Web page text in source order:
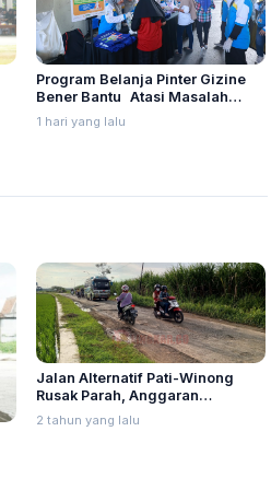
Program Belanja Pinter Gizine
Bener Bantu Atasi Masalah
Stunting di Kudus
1 hari yang lalu
Jalan Alternatif Pati-Winong
Rusak Parah, Anggaran
Perbaikan Kurang
2 tahun yang lalu